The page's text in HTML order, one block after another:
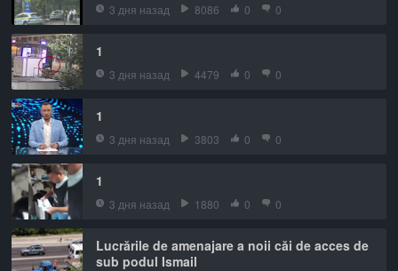
3 дня назад 8086 0 0
1
3 дня назад 4479 0 0
1
3 дня назад 3803 0 0
1
3 дня назад 1880 0 0
Lucrările de amenajare a noii căi de acces de
sub podul Ismail